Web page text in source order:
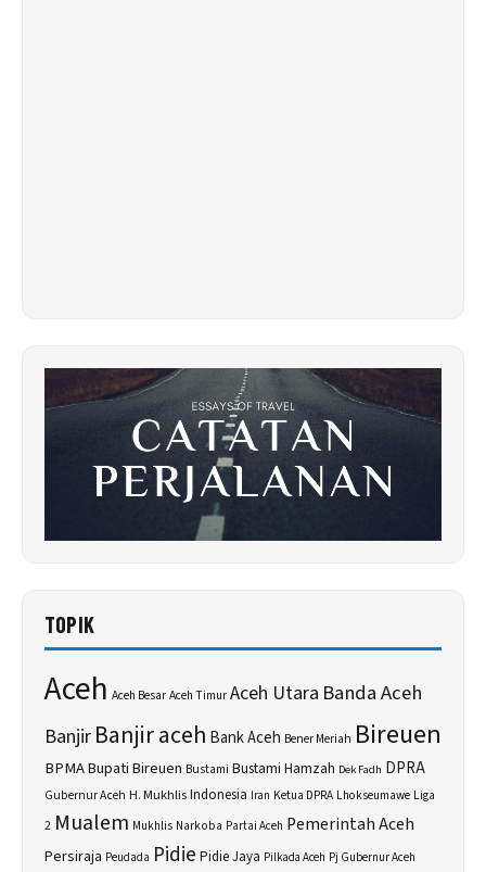
TOPIK
Aceh Aceh BesarAceh TimurAceh Utara Banda Aceh
BanjirBanjir aceh Bank Aceh Bener Meriah Bireuen
BPMABupati Bireuen Bustami Bustami Hamzah Dek Fadh DPRA
Gubernur Aceh H. MukhlisIndonesia Iran Ketua DPRA Lhokseumawe Liga
2 Mualem Mukhlis Narkoba Partai Aceh Pemerintah Aceh
Persiraja Peudada Pidie Pidie Jaya Pilkada Aceh Pj Gubernur Aceh